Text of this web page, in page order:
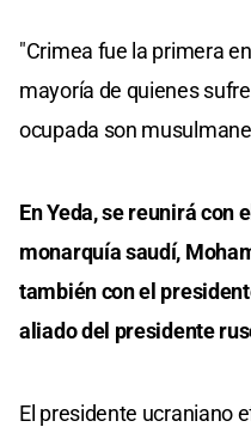
"Crimea fue la primera
mayoría de quienes
ocupada son
En Yeda, se reunirá con
monarquía saudí,
también con el
aliado del presidente
El presidente ucraniano